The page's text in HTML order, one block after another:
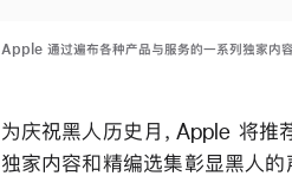
Apple 通过遍布各种产品与服务的一系列独家内
为庆祝黑人历史月，Apple 将推
独家内容和精编选集彰显黑人的